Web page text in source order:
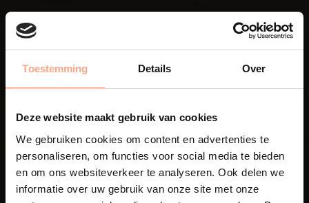
Toestemming Details Over
Deze website maakt gebruik van cookies
We gebruiken cookies om content en advertenties te
personaliseren, om functies voor social media te bieden
en om ons websiteverkeer te analyseren. Ook delen we
informatie over uw gebruik van onze site met onze
Onze Leidse
meubelmakers
helpen je verder